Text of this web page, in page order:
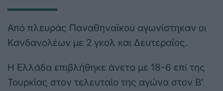
Από πλευράς Παναθηναϊκού αγωνίστηκαν οι
Κανδανολέων με 2 γκολ και Δευτεραίος.
Η Ελλάδα επιβλήθηκε άνετα με 18-6 επί της
Τουρκίας στον τελευταίο της αγώνα στον Β’